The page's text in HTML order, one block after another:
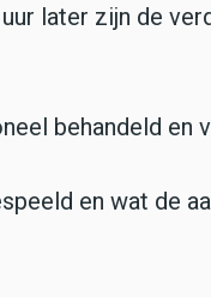
later zijn de
behandeld en
en wat de